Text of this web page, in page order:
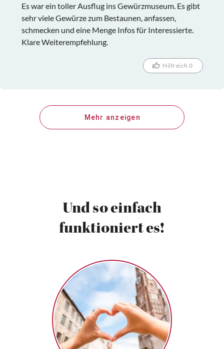
Es war ein toller Ausflug ins Gewürzmuseum. Es gibt
sehr viele Gewürze zum Bestaunen, anfassen,
schmecken und eine Menge Infos für Interessierte.
Klare Weiterempfehlung.
Hilfreich 0
Mehr anzeigen
Und so einfach
funktioniert es!